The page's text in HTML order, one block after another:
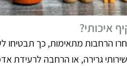
איכותי?
הרחבות מתאימות, כך תבטיחו
גרירה, או הרחבה לרעידת